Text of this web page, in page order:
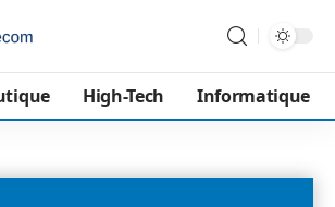
High-Tech Informatique